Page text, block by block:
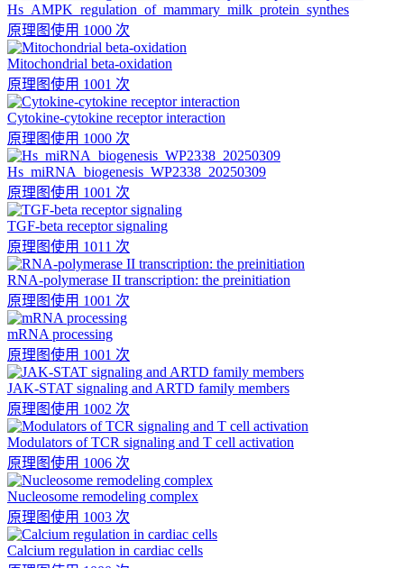
Hs_AMPK_regulation_of_mammary_milk_protein_synthes
原理图使用 1000 次
Mitochondrial beta-oxidation
原理图使用 1001 次
Cytokine-cytokine receptor interaction
原理图使用 1000 次
Hs_miRNA_biogenesis_WP2338_20250309
原理图使用 1001 次
TGF-beta receptor signaling
原理图使用 1011 次
RNA-polymerase II transcription: the preinitiation
原理图使用 1001 次
mRNA processing
原理图使用 1001 次
JAK-STAT signaling and ARTD family members
原理图使用 1002 次
Modulators of TCR signaling and T cell activation
原理图使用 1006 次
Nucleosome remodeling complex
原理图使用 1003 次
Calcium regulation in cardiac cells